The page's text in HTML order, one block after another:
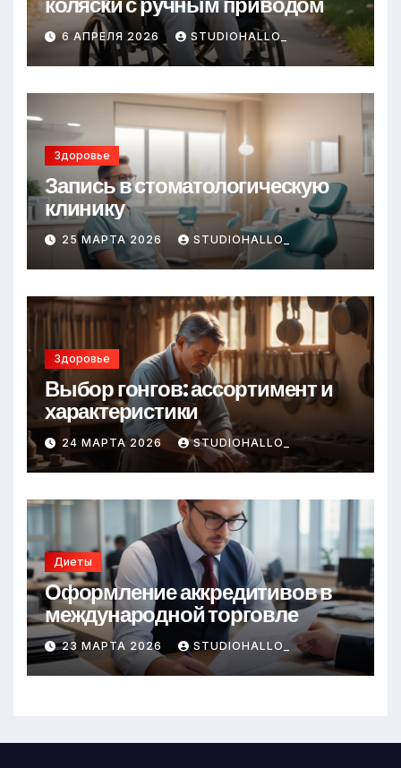
6 АПРЕЛЯ 2026 STUDIOHALLO_
Здоровье
Запись в стоматологическую
клинику
25 МАРТА 2026 STUDIOHALLO_
Здоровье
Выбор гонгов: ассортимент и
характеристики
24 МАРТА 2026 STUDIOHALLO_
Диеты
Оформление аккредитивов в
международной торговле
23 МАРТА 2026 STUDIOHALLO_